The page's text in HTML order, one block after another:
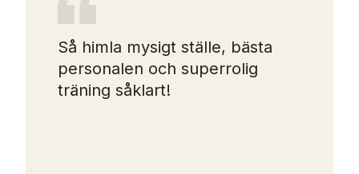
Så himla mysigt ställe, bästa
personalen och superrolig
träning såklart!